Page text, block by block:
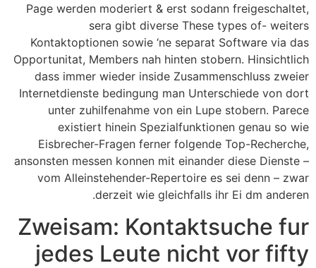
Page werden moderiert & erst sodann freigeschaltet,
sera gibt diverse These types of- weiters
Kontaktoptionen sowie ‘ne separat Software via das
Opportunitat, Members nah hinten stobern. Hinsichtlich
dass immer wieder inside Zusammenschluss zweier
Internetdienste bedingung man Unterschiede von dort
unter zuhilfenahme von ein Lupe stobern. Parece
existiert hinein Spezialfunktionen genau so wie
Eisbrecher-Fragen ferner folgende Top-Recherche,
ansonsten messen konnen mit einander diese Dienste –
vom Alleinstehender-Repertoire es sei denn – zwar
derzeit wie gleichfalls ihr Ei dm anderen.
Zweisam: Kontaktsuche fur
jedes Leute nicht vor fifty